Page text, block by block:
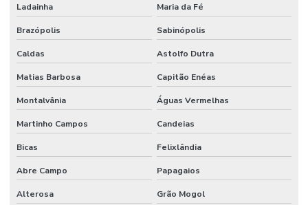
Válvula Segurança
Válvula Solenoide
Vedações Chevron Em Minas Gerais
Venda De Comando Hidráulico Em Minas Gerais
Venda De Filtro Hidráulico
Venda De Junta Universal Para Máquinas
Ladainha Maria da Fé
Brazópolis Sabinópolis
Caldas Astolfo Dutra
Matias Barbosa Capitão Enéas
Montalvânia Águas Vermelhas
Martinho Campos Candeias
Bicas Felixlândia
Abre Campo Papagaios
Alterosa Grão Mogol